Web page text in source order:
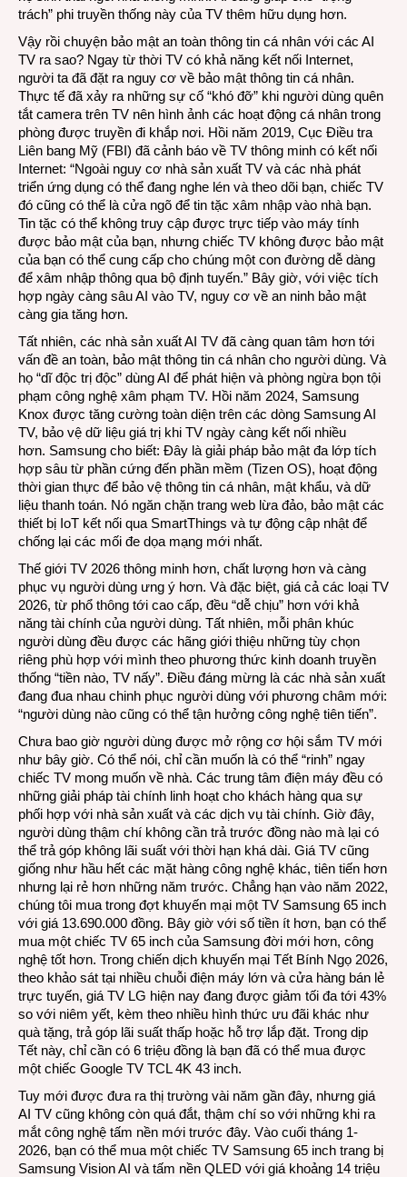
trách” phi truyền thống này của TV thêm hữu dụng hơn.
Vậy rồi chuyện bảo mật an toàn thông tin cá nhân với các AI
TV ra sao? Ngay từ thời TV có khả năng kết nối Internet,
người ta đã đặt ra nguy cơ về bảo mật thông tin cá nhân.
Thực tế đã xảy ra những sự cố “khó đỡ” khi người dùng quên
tắt camera trên TV nên hình ảnh các hoạt động cá nhân trong
phòng được truyền đi khắp nơi. Hồi năm 2019, Cục Điều tra
Liên bang Mỹ (FBI) đã cảnh báo về TV thông minh có kết nối
Internet: “Ngoài nguy cơ nhà sản xuất TV và các nhà phát
triển ứng dụng có thể đang nghe lén và theo dõi bạn, chiếc TV
đó cũng có thể là cửa ngõ để tin tặc xâm nhập vào nhà bạn.
Tin tặc có thể không truy cập được trực tiếp vào máy tính
được bảo mật của bạn, nhưng chiếc TV không được bảo mật
của bạn có thể cung cấp cho chúng một con đường dễ dàng
để xâm nhập thông qua bộ định tuyến.” Bây giờ, với việc tích
hợp ngày càng sâu AI vào TV, nguy cơ về an ninh bảo mật
càng gia tăng hơn.
Tất nhiên, các nhà sản xuất AI TV đã càng quan tâm hơn tới
vấn đề an toàn, bảo mật thông tin cá nhân cho người dùng. Và
họ “dĩ độc trị độc” dùng AI để phát hiện và phòng ngừa bọn tội
phạm công nghệ xâm phạm TV. Hồi năm 2024, Samsung
Knox được tăng cường toàn diện trên các dòng Samsung AI
TV, bảo vệ dữ liệu giá trị khi TV ngày càng kết nối nhiều
hơn. Samsung cho biết: Đây là giải pháp bảo mật đa lớp tích
hợp sâu từ phần cứng đến phần mềm (Tizen OS), hoạt động
thời gian thực để bảo vệ thông tin cá nhân, mật khẩu, và dữ
liệu thanh toán. Nó ngăn chặn trang web lừa đảo, bảo mật các
thiết bị IoT kết nối qua SmartThings và tự động cập nhật để
chống lại các mối đe dọa mạng mới nhất.
Thế giới TV 2026 thông minh hơn, chất lượng hơn và càng
phục vụ người dùng ưng ý hơn. Và đặc biệt, giá cả các loại TV
2026, từ phổ thông tới cao cấp, đều “dễ chịu” hơn với khả
năng tài chính của người dùng. Tất nhiên, mỗi phân khúc
người dùng đều được các hãng giới thiệu những tùy chọn
riêng phù hợp với mình theo phương thức kinh doanh truyền
thống “tiền nào, TV nấy”. Điều đáng mừng là các nhà sản xuất
đang đua nhau chinh phục người dùng với phương châm mới:
“người dùng nào cũng có thể tận hưởng công nghệ tiên tiến”.
Chưa bao giờ người dùng được mở rộng cơ hội sắm TV mới
như bây giờ. Có thể nói, chỉ cần muốn là có thể “rinh” ngay
chiếc TV mong muốn về nhà. Các trung tâm điện máy đều có
những giải pháp tài chính linh hoạt cho khách hàng qua sự
phối hợp với nhà sản xuất và các dịch vụ tài chính. Giờ đây,
người dùng thậm chí không cần trả trước đồng nào mà lại có
thể trả góp không lãi suất với thời hạn khá dài. Giá TV cũng
giống như hầu hết các mặt hàng công nghệ khác, tiên tiến hơn
nhưng lại rẻ hơn những năm trước. Chẳng hạn vào năm 2022,
chúng tôi mua trong đợt khuyến mại một TV Samsung 65 inch
với giá 13.690.000 đồng. Bây giờ với số tiền ít hơn, bạn có thể
mua một chiếc TV 65 inch của Samsung đời mới hơn, công
nghệ tốt hơn. Trong chiến dịch khuyến mại Tết Bính Ngọ 2026,
theo khảo sát tại nhiều chuỗi điện máy lớn và cửa hàng bán lẻ
trực tuyến, giá TV LG hiện nay đang được giảm tối đa tới 43%
so với niêm yết, kèm theo nhiều hình thức ưu đãi khác như
quà tặng, trả góp lãi suất thấp hoặc hỗ trợ lắp đặt. Trong dịp
Tết này, chỉ cần có 6 triệu đồng là bạn đã có thể mua được
một chiếc Google TV TCL 4K 43 inch.
Tuy mới được đưa ra thị trường vài năm gần đây, nhưng giá
AI TV cũng không còn quá đắt, thậm chí so với những khi ra
mắt công nghệ tấm nền mới trước đây. Vào cuối tháng 1-
2026, bạn có thể mua một chiếc TV Samsung 65 inch trang bị
Samsung Vision AI và tấm nền QLED với giá khoảng 14 triệu